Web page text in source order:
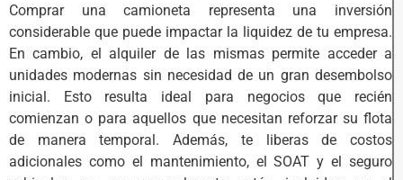
Comprar una camioneta representa una inversión
considerable que puede impactar la liquidez de tu empresa.
En cambio, el alquiler de las mismas permite acceder a
unidades modernas sin necesidad de un gran desembolso
inicial. Esto resulta ideal para negocios que recién
comienzan o para aquellos que necesitan reforzar su flota
de manera temporal. Además, te liberas de costos
adicionales como el mantenimiento, el SOAT y el seguro